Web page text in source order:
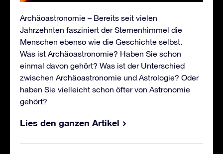
Archäoastronomie – Bereits seit vielen
Jahrzehnten fasziniert der Sternenhimmel die
Menschen ebenso wie die Geschichte selbst.
Was ist Archäoastronomie? Haben Sie schon
einmal davon gehört? Was ist der Unterschied
zwischen Archäoastronomie und Astrologie? Oder
haben Sie vielleicht schon öfter von Astronomie
gehört?
Lies den ganzen Artikel